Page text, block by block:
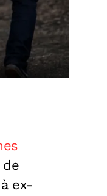
ex-